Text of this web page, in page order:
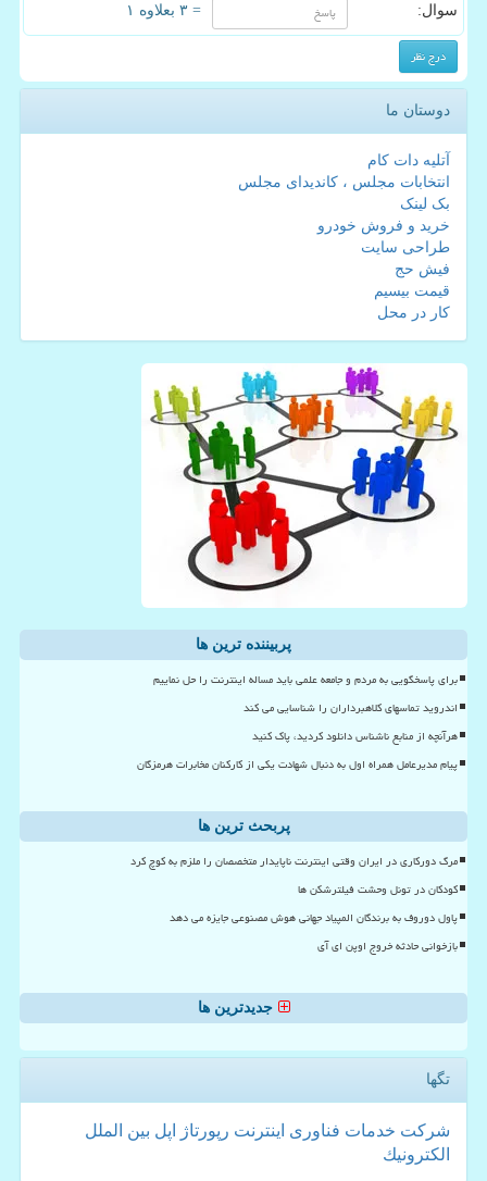
سوال: = ۳ بعلاوه ۱
دوستان ما
آتلیه دات کام
انتخابات مجلس ، کاندیدای مجلس
بک لینک
خرید و فروش خودرو
طراحی سایت
فیش حج
قیمت بیسیم
کار در محل
پربیننده ترین ها
برای پاسخگویی به مردم و جامعه علمی باید مساله اینترنت را حل نماییم
اندروید تماسهای کلاهبرداران را شناسایی می کند
هرآنچه از منابع ناشناس دانلود کردید، پاک کنید
پیام مدیرعامل همراه اول به دنبال شهادت یکی از کارکنان مخابرات هرمزگان
پربحث ترین ها
مرگ دورکاری در ایران وقتی اینترنت ناپایدار متخصصان را ملزم به کوچ کرد
کودکان در تونل وحشت فیلترشکن ها
پاول دوروف به برندگان المپیاد جهانی هوش مصنوعی جایزه می دهد
بازخوانی حادثه خروج اوپن ای آی
جدیدترین ها
تگها
شركت خدمات فناوری اینترنت رپورتاژ اپل بین الملل
الكترونیك